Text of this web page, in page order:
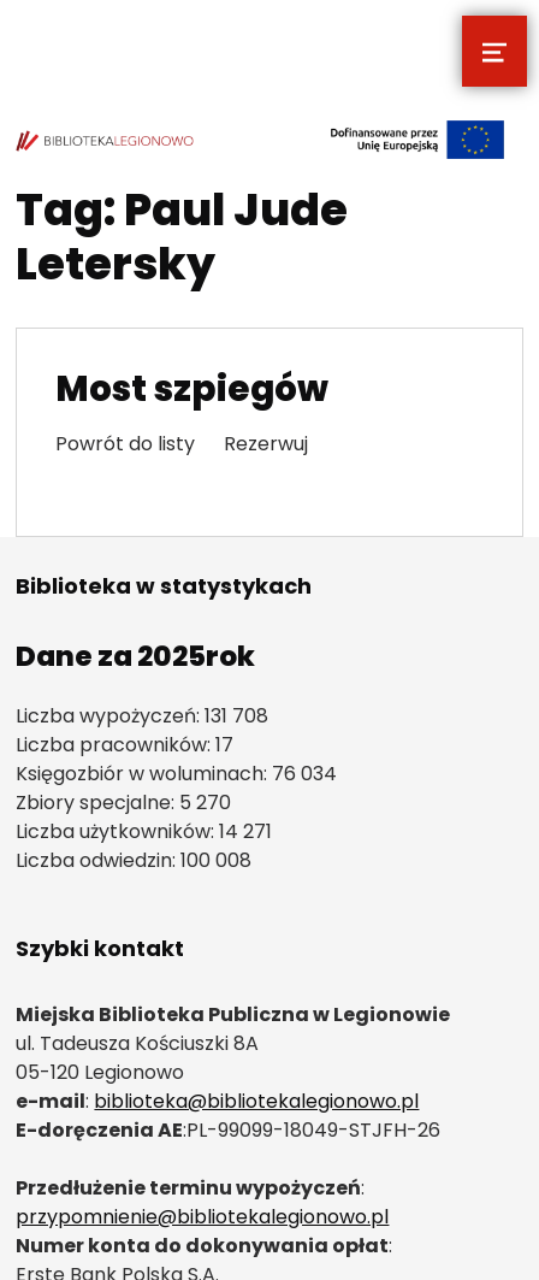
POCZYTALNIA – NOWE MIEJSCE NA
TWOJE NOWE MIEJSCE NA TWOJE KULTURALNE EKSPLORACJE
Tag:Paul Jude
Letersky
Most szpiegów
Powrót do listy Rezerwuj
Biblioteka w statystykach
Dane za 2025rok
Liczba wypożyczeń: 131 708
Liczba pracowników: 17
Księgozbiór w woluminach: 76 034
Zbiory specjalne: 5 270
Liczba użytkowników: 14 271
Liczba odwiedzin: 100 008
Szybki kontakt
Miejska Biblioteka Publiczna w Legionowie
ul. Tadeusza Kościuszki 8A
05-120 Legionowo
e-mail: biblioteka@bibliotekalegionowo.pl
E-doręczenia AE:PL-99099-18049-STJFH-26
Przedłużenie terminu wypożyczeń:
przypomnienie@bibliotekalegionowo.pl
Numer konta do dokonywania opłat: